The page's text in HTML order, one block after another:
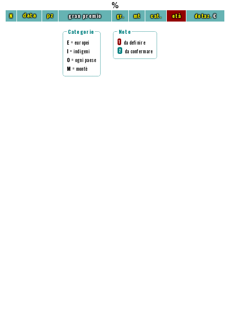
%
N data pz gran premio gr. mt cat. età dotaz.€
Categorie
E = europei
I = indigeni
O = ogni paese
M = montè
Note
1 da definire
2 da confermare